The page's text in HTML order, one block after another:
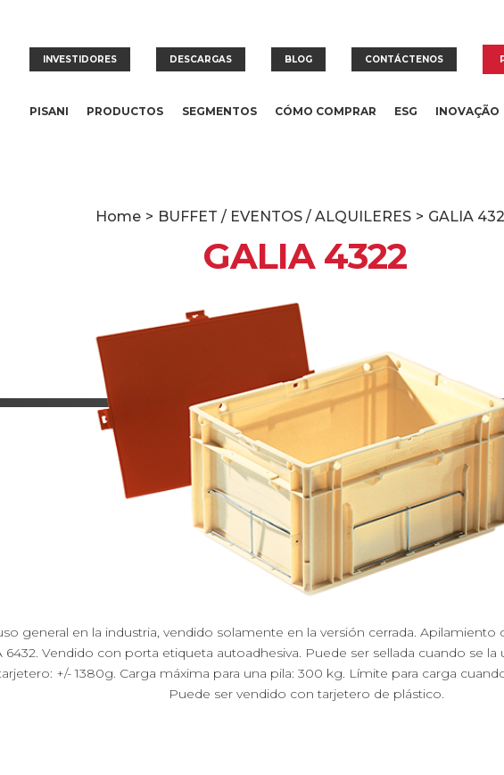
INVESTIDORES DESCARGAS BLOG CONTÁCTENOS
PISANI PRODUCTOS SEGMENTOS CÓMO COMPRAR ESG INOVAÇÃO
Home > BUFFET / EVENTOS / ALQUILERES > GALIA
GALIA 4322
general en la industria, vendido solamente en la versión cerrada.
6432. Vendido con porta etiqueta autoadhesiva. Puede ser sellada cuando se
+/- 1380g. Carga máxima para una pila: 300 kg. Límite para carga
Puede ser vendido con tarjetero de plástico.